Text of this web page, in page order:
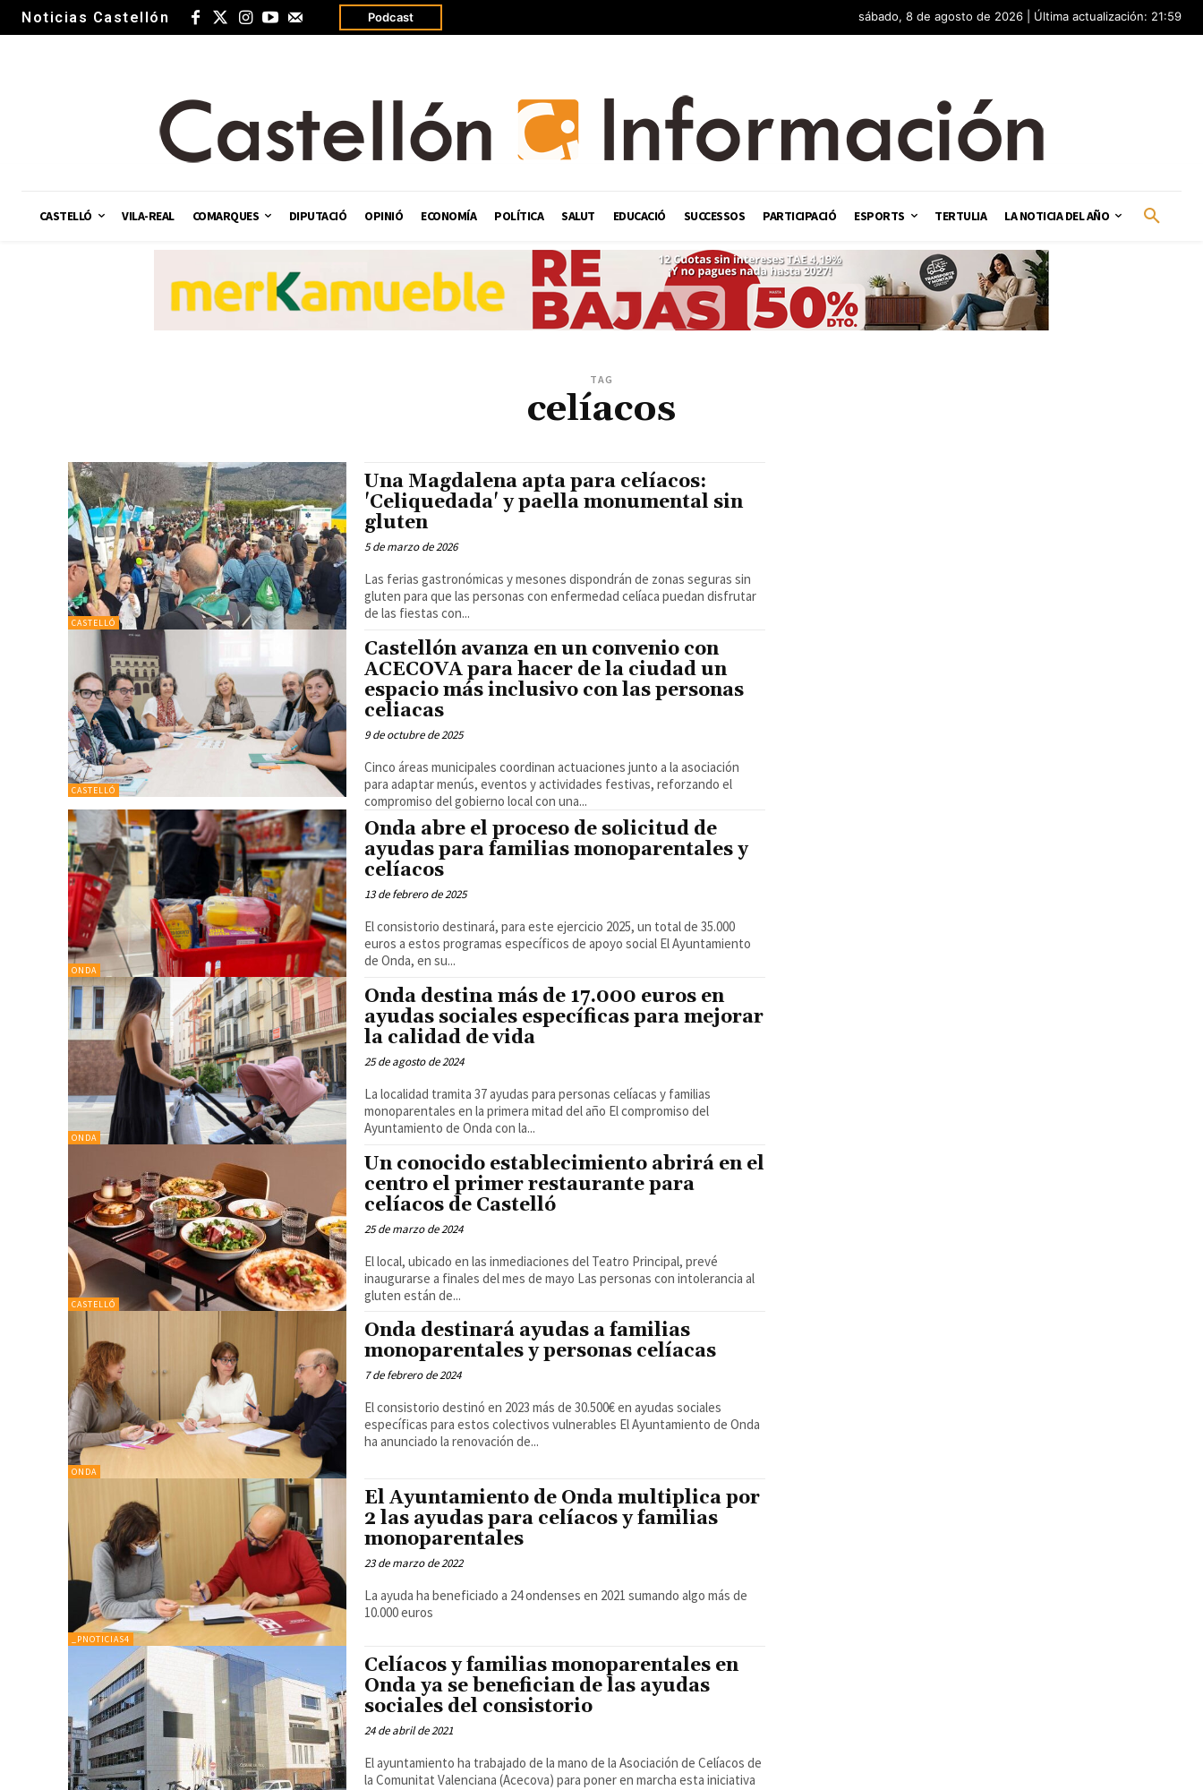
Noticias Castellón Podcast sábado, 8 de agosto de 2026 | Última actualización: 21:59
CASTELLÓ VILA-REAL COMARQUES DIPUTACIÓ OPINIÓ ECONOMÍA POLÍTICA SALUT EDUCACIÓ SUCCESSOS PARTICIPACIÓ ESPORTS TERTULIA LA NOTICIA DEL AÑO
TAG
celíacos
CASTELLÓ
Una Magdalena apta para celíacos:
'Celiquedada' y paella monumental sin
gluten
5 de marzo de 2026
Las ferias gastronómicas y mesones dispondrán de zonas seguras sin
gluten para que las personas con enfermedad celíaca puedan disfrutar
de las fiestas con...
CASTELLÓ
Castellón avanza en un convenio con
ACECOVA para hacer de la ciudad un
espacio más inclusivo con las personas
celiacas
9 de octubre de 2025
Cinco áreas municipales coordinan actuaciones junto a la asociación
para adaptar menús, eventos y actividades festivas, reforzando el
compromiso del gobierno local con una...
ONDA
Onda abre el proceso de solicitud de
ayudas para familias monoparentales y
celíacos
13 de febrero de 2025
El consistorio destinará, para este ejercicio 2025, un total de 35.000
euros a estos programas específicos de apoyo social El Ayuntamiento
de Onda, en su...
ONDA
Onda destina más de 17.000 euros en
ayudas sociales específicas para mejorar
la calidad de vida
25 de agosto de 2024
La localidad tramita 37 ayudas para personas celíacas y familias
monoparentales en la primera mitad del año El compromiso del
Ayuntamiento de Onda con la...
CASTELLÓ
Un conocido establecimiento abrirá en el
centro el primer restaurante para
celíacos de Castelló
25 de marzo de 2024
El local, ubicado en las inmediaciones del Teatro Principal, prevé
inaugurarse a finales del mes de mayo Las personas con intolerancia al
gluten están de...
ONDA
Onda destinará ayudas a familias
monoparentales y personas celíacas
7 de febrero de 2024
El consistorio destinó en 2023 más de 30.500€ en ayudas sociales
específicas para estos colectivos vulnerables El Ayuntamiento de Onda
ha anunciado la renovación de...
_PNOTICIAS4
El Ayuntamiento de Onda multiplica por
2 las ayudas para celíacos y familias
monoparentales
23 de marzo de 2022
La ayuda ha beneficiado a 24 ondenses en 2021 sumando algo más de
10.000 euros
Celíacos y familias monoparentales en
Onda ya se benefician de las ayudas
sociales del consistorio
24 de abril de 2021
El ayuntamiento ha trabajado de la mano de la Asociación de Celíacos de
la Comunitat Valenciana (Acecova) para poner en marcha esta iniciativa